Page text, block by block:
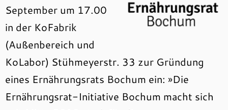
September um 17.00
in der KoFabrik
(Außenbereich und
KoLabor) Stühmeyerstr. 33 zur Gründung
eines Ernährungsrats Bochum ein: »Die
Ernährungsrat-Initiative Bochum macht sich